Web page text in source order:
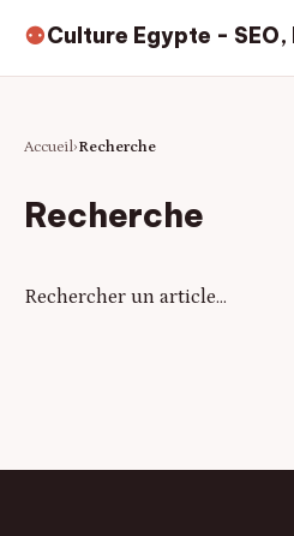
⚉Culture Egypte -
Accueil Recherche
Recherche
Rechercher un article…